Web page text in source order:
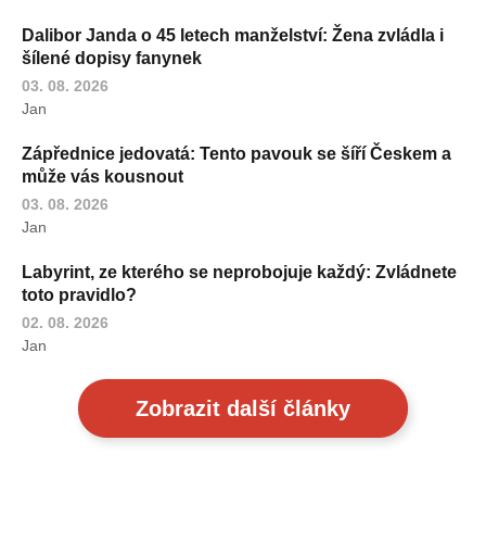
Dalibor Janda o 45 letech manželství: Žena zvládla i
šílené dopisy fanynek
03. 08. 2026
Jan
Zápřednice jedovatá: Tento pavouk se šíří Českem a
může vás kousnout
03. 08. 2026
Jan
Labyrint, ze kterého se neprobojuje každý: Zvládnete
toto pravidlo?
02. 08. 2026
Jan
Zobrazit další články